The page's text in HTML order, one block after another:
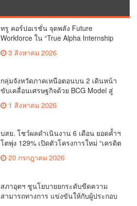
ทรู คอร์ปอเรชั่น จุดพลัง Future
Workforce ใน “True Alpha Internship
ด้วย AI
3 สิงหาคม 2026
กลุ่มจังหวัดภาคเหนือตอนบน 2 เดินหน้า
ขับเคลื่อนเศรษฐกิจด้วย BCG Model สู่
1 สิงหาคม 2026
บสย. โชว์ผลดำเนินงาน 6 เดือน ยอดค้ำฯ
โตพุ่ง 129% เปิดตัวโครงการใหม่ “เครดิต
พลัส” สานต่อยกระดับองค์กร เชื่อมต่อ
Virtual Bank
20 กรกฎาคม 2026
สภาอุตฯ ชูนโยบายยกระดับขีดความ
สามารถทางการ แข่งขันให้กับผู้ประกอบ